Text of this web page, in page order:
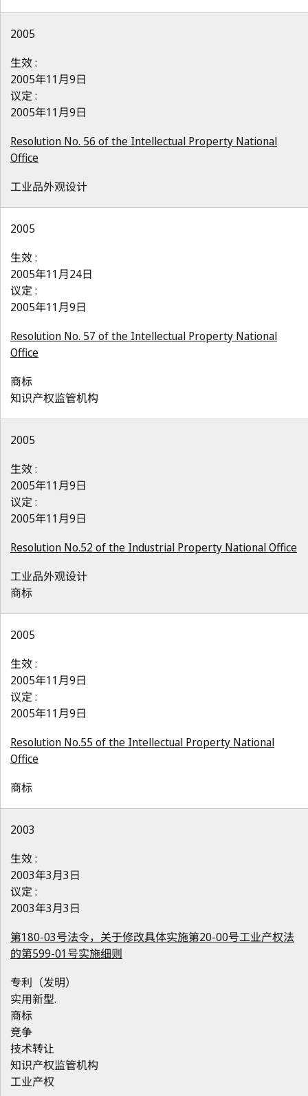
2005
生效 :
2005年11月9日
议定 :
2005年11月9日
Resolution No. 56 of the Intellectual Property National
Office
工业品外观设计
2005
生效 :
2005年11月24日
议定 :
2005年11月9日
Resolution No. 57 of the Intellectual Property National
Office
商标
知识产权监管机构
2005
生效 :
2005年11月9日
议定 :
2005年11月9日
Resolution No.52 of the Industrial Property National Office
工业品外观设计
商标
2005
生效 :
2005年11月9日
议定 :
2005年11月9日
Resolution No.55 of the Intellectual Property National
Office
商标
2003
生效 :
2003年3月3日
议定 :
2003年3月3日
第180-03号法令，关于修改具体实施第20-00号工业产权法
的第599-01号实施细则
专利（发明）
实用新型.
商标
竞争
技术转让
知识产权监管机构
工业产权